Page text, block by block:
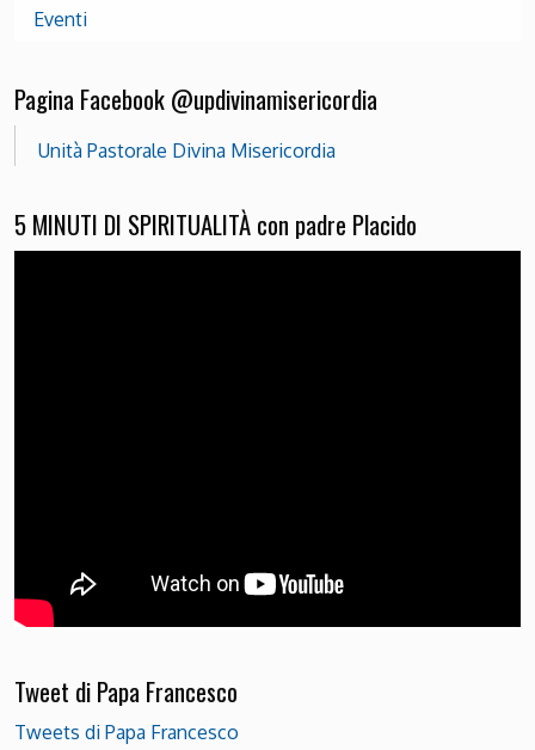
Eventi
Pagina Facebook @updivinamisericordia
Unità Pastorale Divina Misericordia
5 MINUTI DI SPIRITUALITÀ con padre Placido
Tweet di Papa Francesco
Tweets di Papa Francesco